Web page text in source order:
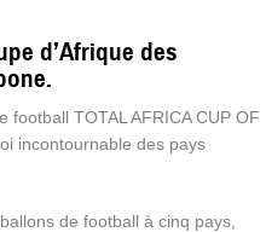
d’Afrique des
TOTAL AFRICA CUP OF
incontournable des pays
de football à cinq pays,